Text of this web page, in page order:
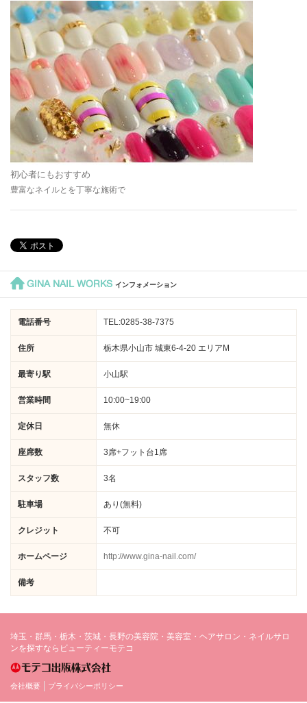
初心者にもおすすめ
豊富なネイルとを丁寧な施術で
GINA NAIL WORKS インフォメーション
電話番号 TEL:0285-38-7375
住所 栃木県小山市 城東6-4-20 エリアM
最寄り駅 小山駅
営業時間 10:00~19:00
定休日 無休
座席数 3席+フット台1席
スタッフ数 3名
駐車場 あり(無料)
クレジット 不可
ホームページ http://www.gina-nail.com/
備考
埼玉・群馬・栃木・茨城・長野の美容院・美容室・ヘアサロン・ネイルサロ
ンを探すならビューティーモテコ
会社概要 プライバシーポリシー